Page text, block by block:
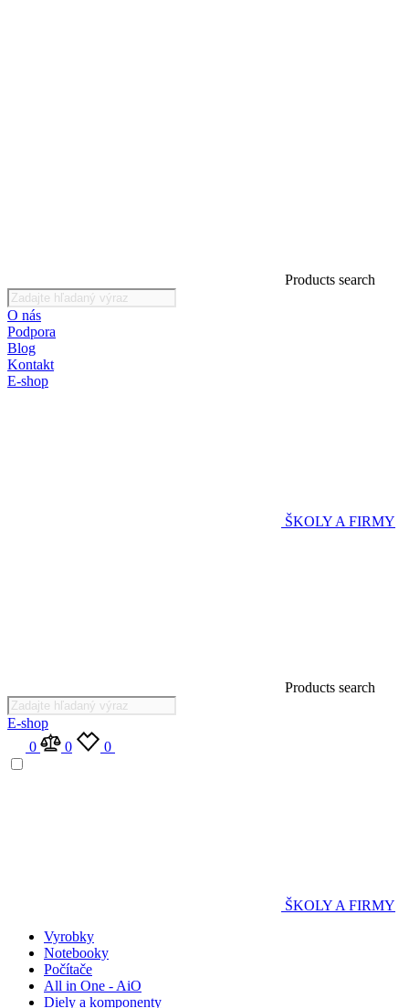
Products search
O nás
Podpora
Blog
Kontakt
E-shop
ŠKOLY A FIRMY
Products search
E-shop
0
0 0
ŠKOLY A FIRMY
Vyrobky
Notebooky
Počítače
All in One - AiO
Diely a komponenty